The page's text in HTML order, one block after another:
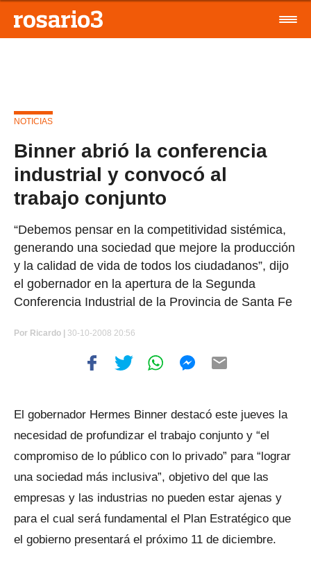
NOTICIAS
Binner abrió la conferencia
industrial y convocó al
trabajo conjunto
“Debemos pensar en la competitividad sistémica,
generando una sociedad que mejore la producción
y la calidad de vida de todos los ciudadanos”, dijo
el gobernador en la apertura de la Segunda
Conferencia Industrial de la Provincia de Santa Fe
Por Ricardo | 30-10-2008 20:56
El gobernador Hermes Binner destacó este jueves la
necesidad de profundizar el trabajo conjunto y “el
compromiso de lo público con lo privado” para “lograr
una sociedad más inclusiva”, objetivo del que las
empresas y las industrias no pueden estar ajenas y
para el cual será fundamental el Plan Estratégico que
el gobierno presentará el próximo 11 de diciembre.